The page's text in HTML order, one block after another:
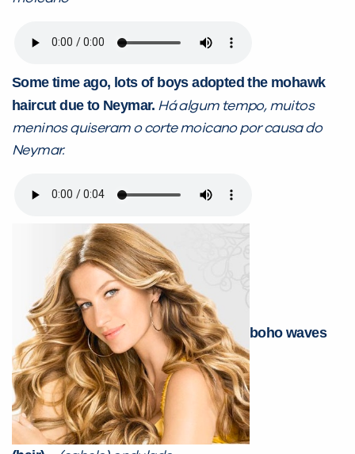
Some time ago, lots of boys adopted the mohawk
haircut due to Neymar. Há algum tempo, muitos
meninos quiseram o corte moicano por causa do
Neymar.
boho waves